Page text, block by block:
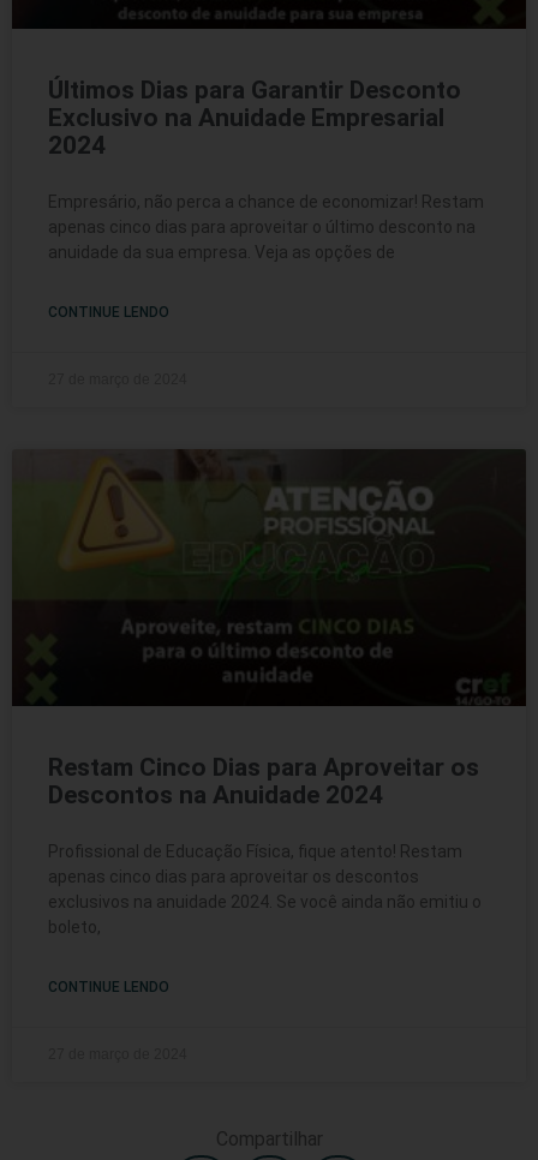
Últimos Dias para Garantir Desconto
Exclusivo na Anuidade Empresarial
2024
Empresário, não perca a chance de economizar! Restam
apenas cinco dias para aproveitar o último desconto na
anuidade da sua empresa. Veja as opções de
CONTINUE LENDO
Restam Cinco Dias para Aproveitar os
Descontos na Anuidade 2024
Profissional de Educação Física, fique atento! Restam
apenas cinco dias para aproveitar os descontos
exclusivos na anuidade 2024. Se você ainda não emitiu o
boleto,
CONTINUE LENDO
Compartilhar